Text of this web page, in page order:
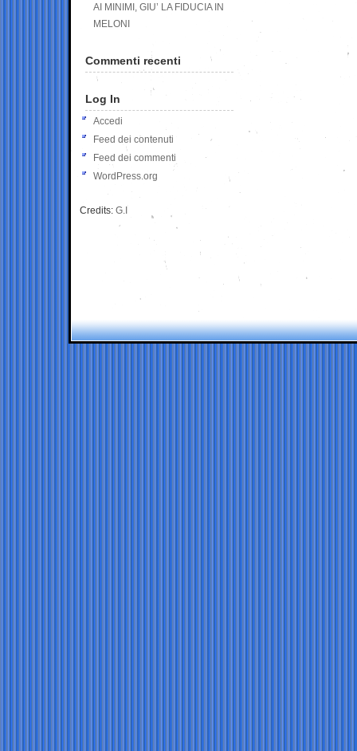
AI MINIMI, GIU’ LA FIDUCIA IN
MELONI
Commenti recenti
Log In
Accedi
Feed dei contenuti
Feed dei commenti
WordPress.org
Credits: G.I